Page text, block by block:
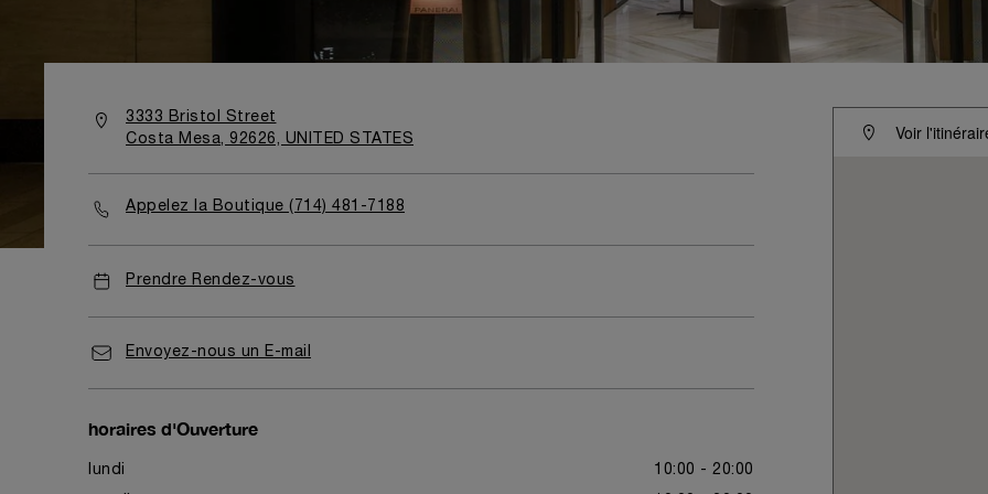
3333 Bristol Street
Costa Mesa, 92626, UNITED STATES
Appelez la Boutique (714) 481-7188
Prendre Rendez-vous
Envoyez-nous un E-mail
horaires d'Ouverture
lundi 10:00 - 20:00
Voir